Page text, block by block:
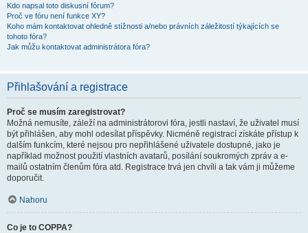
Kdo napsal toto diskusní fórum?
Proč ve fóru není funkce XY?
Koho mám kontaktovat ohledně stížnosti a/nebo právních záležitostí týkajících se
tohoto fóra?
Jak můžu kontaktovat administrátora fóra?
Přihlašování a registrace
Proč se musím zaregistrovat?
Možná nemusíte, záleží na administrátorovi fóra, jestli nastaví, že uživatel musí
být přihlášen, aby mohl odesílat příspěvky. Nicméně registrací získáte přístup k
dalším funkcím, které nejsou pro nepřihlášené uživatele dostupné, jako je
například možnost použití vlastních avatarů, posílání soukromých zpráv a e-
mailů ostatním členům fóra atd. Registrace trvá jen chvíli a tak vám ji můžeme
doporučit.
Nahoru
Co je to COPPA?